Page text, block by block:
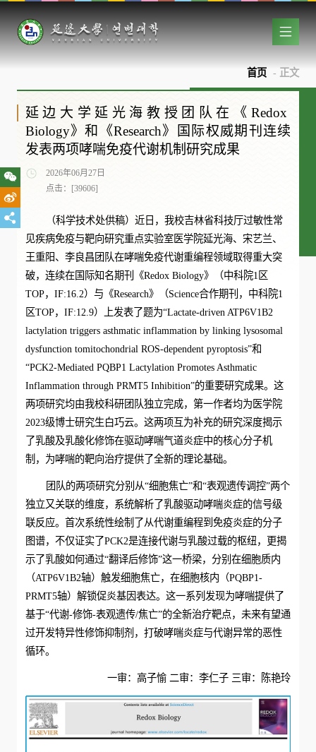
首页 - 正文
延边大学延光海教授团队在《Redox
Biology》和《Research》国际权威期刊连续
发表两项哮喘免疫代谢机制研究成果
2026年06月27日
点击：[39606]
（科学技术处供稿）近日，我校吉林省科技厅过敏性常
见疾病免疫与靶向研究重点实验室医学院延光海、宋艺兰、
王重阳、李良昌团队在哮喘免疫代谢重编程领域取得重大突
破，连续在国际知名期刊《Redox Biology》（中科院1区
TOP，IF:16.2）与《Research》（Science合作期刊，中科院1
区TOP，IF:12.9）上发表了题为“Lactate-driven ATP6V1B2
lactylation triggers asthmatic inflammation by linking lysosomal
dysfunction tomitochondrial ROS-dependent pyroptosis”和
“PCK2-Mediated PQBP1 Lactylation Promotes Asthmatic
Inflammation through PRMT5 Inhibition”的重要研究成果。这
两项研究均由我校科研团队独立完成，第一作者均为医学院
2023级博士研究生白巧云。这两项互为补充的研究深度揭示
了乳酸及乳酸化修饰在驱动哮喘气道炎症中的核心分子机
制，为哮喘的靶向治疗提供了全新的理论基础。
团队的两项研究分别从“细胞焦亡”和“表观遗传调控”两个
独立又关联的维度，系统解析了乳酸驱动哮喘炎症的信号级
联反应。首次系统性绘制了从代谢重编程到免疫炎症的分子
图谱，不仅证实了PCK2是连接代谢与乳酸过载的枢纽，更揭
示了乳酸如何通过“翻译后修饰”这一桥梁，分别在细胞质内
（ATP6V1B2轴）触发细胞焦亡，在细胞核内（PQBP1-
PRMT5轴）解锁促炎基因表达。这一系列发现为哮喘提供了
基于“代谢-修饰-表观遗传/焦亡”的全新治疗靶点，未来有望通
过开发特异性修饰抑制剂，打破哮喘炎症与代谢异常的恶性
循环。
一审：高子愉 二审：李仁子 三审：陈艳玲